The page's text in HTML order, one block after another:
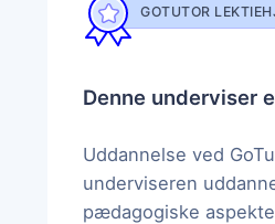
GOTUTOR
Denne underviser
Uddannelse ved
underviseren
pædagogiske